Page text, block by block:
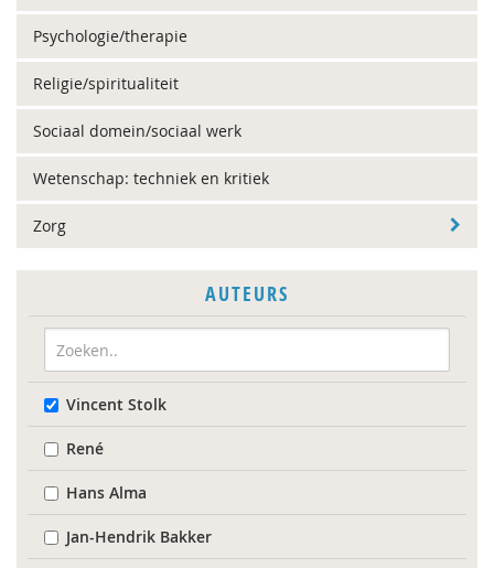
Psychologie/therapie
Religie/spiritualiteit
Sociaal domein/sociaal werk
Wetenschap: techniek en kritiek
Zorg
AUTEURS
Vincent Stolk
René
Hans Alma
Jan-Hendrik Bakker